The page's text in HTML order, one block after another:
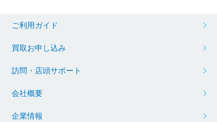
ご利用ガイド
買取お申し込み
訪問・店頭サポート
会社概要
企業情報